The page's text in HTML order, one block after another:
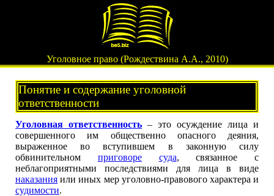
Уголовное право (Рождествина А.А., 2010)
Понятие и содержание уголовной
ответственности
Уголовная ответственность – это осуждение лица и
совершенного им общественно опасного деяния,
выраженное во вступившем в законную силу
обвинительном приговоре суда, связанное с
неблагоприятными последствиями для лица в виде
наказания или иных мер уголовно-правового характера и
судимости.